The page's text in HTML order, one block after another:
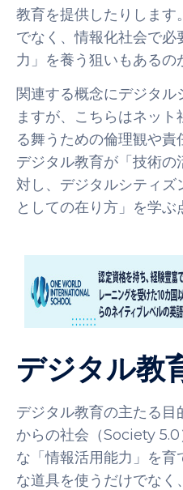
教育を提供したりします
でなく、情報化社会で
力」を養う狙いもあるの
関連する概念にデジタル
ますが、こちらはネッ
る舞うための倫理観や責
デジタル教育が「技術
対し、デジタルシティズ
としての在り方」を学ぶ
デジタル教
デジタル教育の主たる
からの社会（Society
な「情報活用能力」を育
な道具を使うだけでな